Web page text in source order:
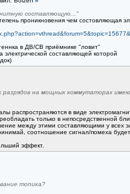
составляющую..."
проникновения чем состовляющая
в ДВ/СВ приёмнике "ловит"
составляющей которой
разрядов на мощных коммутаторах
распространяются в виде
только в непосредственной
между этими составляющими у всех
соотношение сигнал/помеха
эффект.
топика?